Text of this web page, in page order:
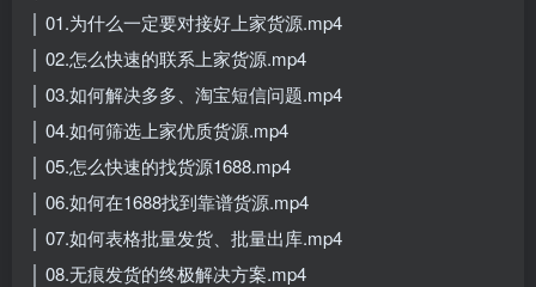
│ 01.为什么一定要对接好上家货源.mp4
│ 02.怎么快速的联系上家货源.mp4
│ 03.如何解决多多、淘宝短信问题.mp4
│ 04.如何筛选上家优质货源.mp4
│ 05.怎么快速的找货源1688.mp4
│ 06.如何在1688找到靠谱货源.mp4
│ 07.如何表格批量发货、批量出库.mp4
│ 08.无痕发货的终极解决方案.mp4